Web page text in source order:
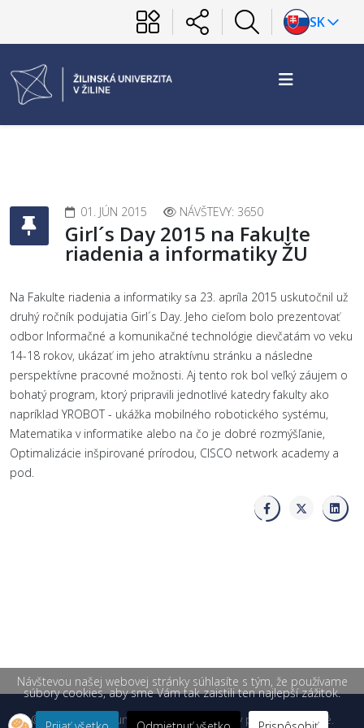
SK
01. JÚN 2015 NÁVŠTEVY: 3650
Girl´s Day 2015 na Fakulte
riadenia a informatiky ŽU
Na Fakulte riadenia a informatiky sa 23. apríla 2015 uskutočnil už
druhý ročník podujatia Girl´s Day. Jeho cieľom bolo prezentovať
odbor Informačné a komunikačné technológie dievčatám vo veku
14-18 rokov, ukázať im jeho atraktívnu stránku a následne
perspektívne pracovné možnosti. Aj tento rok bol veľký záujem o
bohatý program, ktorý pripravili jednotlivé katedry fakulty ako
napríklad YROBOT - ukážka mobilného robotického systému,
Matematika v informatike alebo na čo je dobré rozmýšľanie,
Optimalizácie inšpirované prírodou, CISCO network academy a
pod.
© 2026 Žilinská univerzita v Žiline. Všetky práva vyhradené.
Návštevou našej webovej stránky súhlasíte s tým, že používame
súbory cookies, aby sme Vám tak zaistili ten najlepší zážitok.